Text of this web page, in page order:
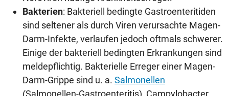
Bakterien: Bakteriell bedingte Gastroenteritiden
sind seltener als durch Viren verursachte Magen-
Darm-Infekte, verlaufen jedoch oftmals schwerer.
Einige der bakteriell bedingten Erkrankungen sind
meldepflichtig. Bakterielle Erreger einer Magen-
Darm-Grippe sind u. a. Salmonellen
(Salmonellen-Gastroenteritis), Campylobacter